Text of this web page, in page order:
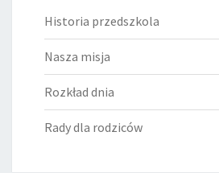
Historia przedszkola
Nasza misja
Rozkład dnia
Rady dla rodziców